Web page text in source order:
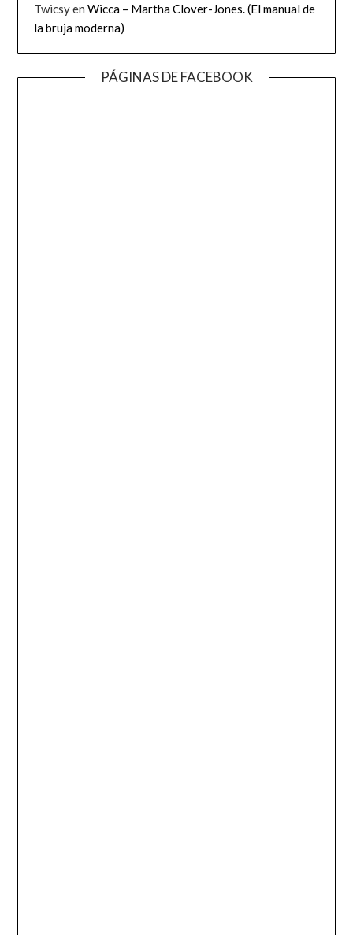
TwicsyenWicca – Martha Clover-Jones. (El manual de
la bruja moderna)
PÁGINAS DE FACEBOOK